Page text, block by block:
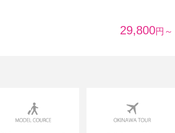
29,800円～